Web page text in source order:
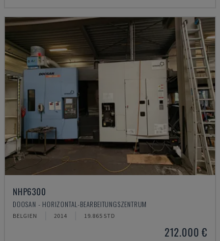
NHP6300
DOOSAN - HORIZONTAL-BEARBEITUNGSZENTRUM
BELGIEN 2014 19.865 STD
212.000 €